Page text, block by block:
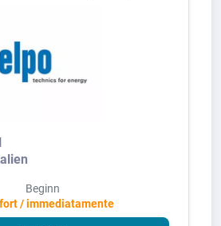
Beginn
/ immediatamente